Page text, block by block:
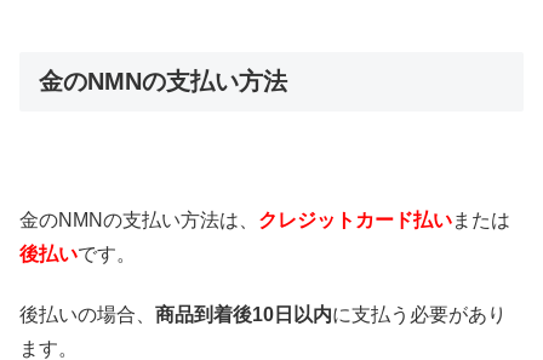
金のNMNの支払い方法
金のNMNの支払い方法は、 クレジットカード払いまたは
後払いです。
後払いの場合、 商品到着後10日以内に支払う必要があり
ます。